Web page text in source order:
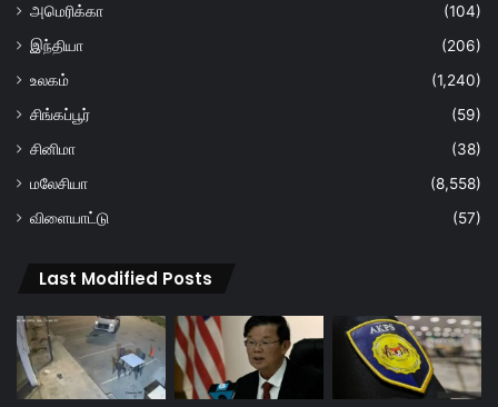
அமெரிக்கா
(104)
இந்தியா
(206)
உலகம்
(1,240)
சிங்கப்பூர்
(59)
சினிமா
(38)
மலேசியா
(8,558)
விளையாட்டு
(57)
Last Modified Posts